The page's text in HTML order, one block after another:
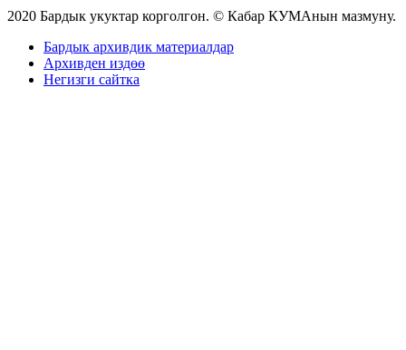
2020 Бардык укуктар корголгон. © Кабар КУМАнын мазмуну.
Бардык архивдик материалдар
Архивден издөө
Негизги сайтка